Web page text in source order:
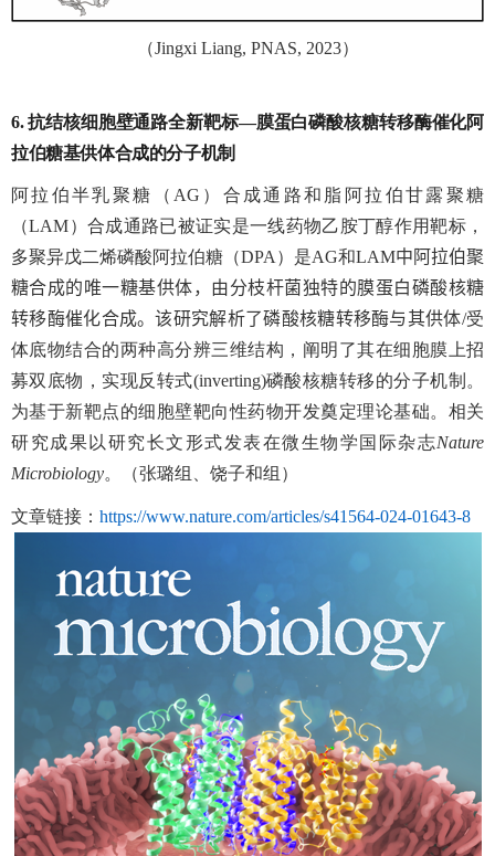
（Jingxi Liang, PNAS, 2023）
6.抗结核细胞壁通路全新靶标—膜蛋白磷酸核糖转移酶催化阿
拉伯糖基供体合成的分子机制
阿拉伯半乳聚糖（ AG ）合成通路和脂阿拉伯甘露聚糖
（LAM）合成通路已被证实是一线药物乙胺丁醇作用靶标，
多聚异戊二烯磷酸阿拉伯糖（DPA ）是AG和LAM中阿拉伯聚
糖合成的唯一糖基供体，由分枝杆菌独特的膜蛋白磷酸核糖
转移酶催化合成。该研究解析了磷酸核糖转移酶与其供体/受
体底物结合的两种高分辨三维结构，阐明了其在细胞膜上招
募双底物，实现反转式(inverting)磷酸核糖转移的分子机制。
为基于新靶点的细胞壁靶向性药物开发奠定理论基础。相关
研究成果以研究长文形式发表在微生物学国际杂志Nature
Microbiology。（张璐组、饶子和组）
文章链接： https://www.nature.com/articles/s41564-024-01643-8